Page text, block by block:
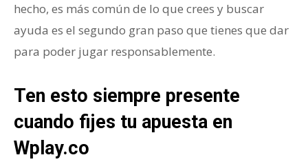
hecho, es más común de lo que crees y buscar
ayuda es el segundo gran paso que tienes que dar
para poder jugar responsablemente.
Ten esto siempre presente
cuando fijes tu apuesta en
Wplay.co